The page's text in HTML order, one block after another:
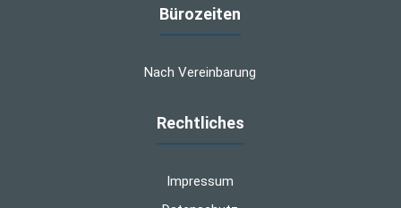
Bürozeiten
Nach Vereinbarung
Rechtliches
Impressum